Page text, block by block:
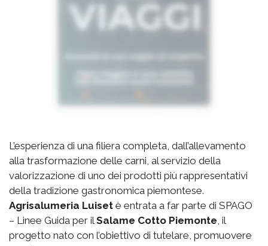
L’esperienza di una filiera completa, dall’allevamento
alla trasformazione delle carni, al servizio della
valorizzazione di uno dei prodotti più rappresentativi
della tradizione gastronomica piemontese.
Agrisalumeria Luiset è entrata a far parte di SPAGO
– Linee Guida per ilSalame Cotto Piemonte, il
progetto nato con l’obiettivo di tutelare, promuovere